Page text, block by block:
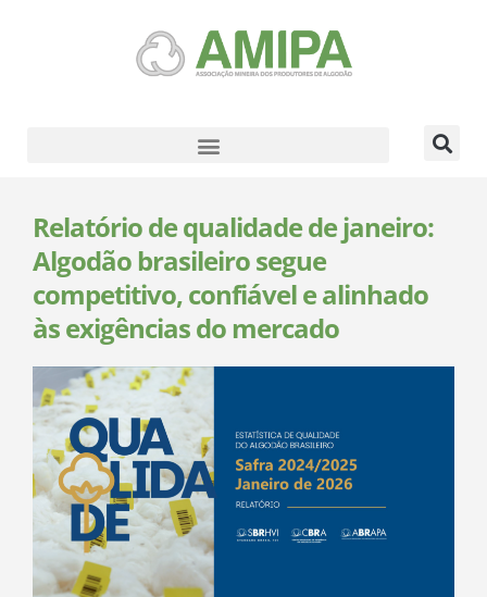
Relatório de qualidade de janeiro:
Algodão brasileiro segue
competitivo, confiável e alinhado
às exigências do mercado